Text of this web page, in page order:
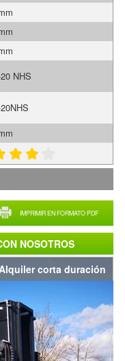
corta duración
IMPRIMIR EN FORMATO PDF
NHS
NOSOTROS